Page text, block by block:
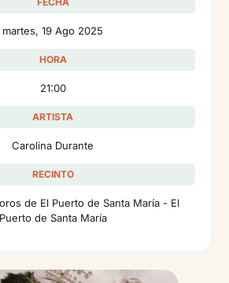
martes, 19 Ago 2025
HORA
21:00
ARTISTA
Carolina Durante
RECINTO
de El Puerto de Santa María - El
Puerto de Santa María